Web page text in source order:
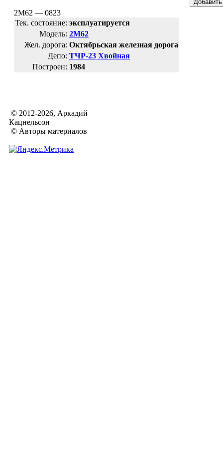
2М62 — 0823
Тек. состояние: эксплуатируется
Модель: 2М62
Жел. дорога: Октябрьская железная дорога
Депо: ТЧР-23 Хвойная
Построен: 1984
© 2012-2026, Аркадий
Кацнельсон
© Авторы материалов